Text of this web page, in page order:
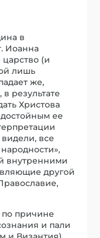
в
Иоанна
царство (и
лишь
же,
результате
Христова
ее
все
внутренними
другой
по причине
и пали